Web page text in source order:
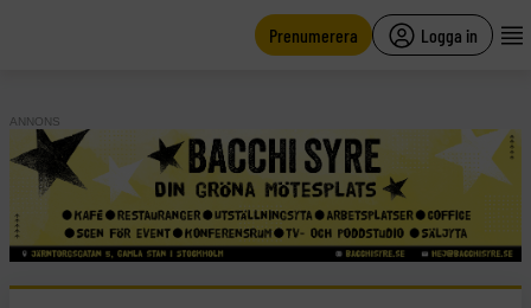
Prenumerera Logga in
ANNONS